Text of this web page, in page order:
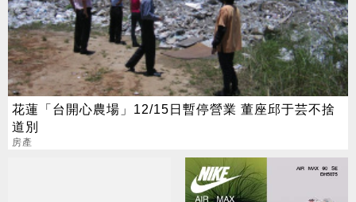
花蓮「台開心農場」12/15日暫停營業 董座邱于芸不捨
道別
房產